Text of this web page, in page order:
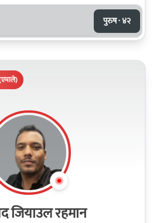
पुरुष · ४२
जियाउल रहमान